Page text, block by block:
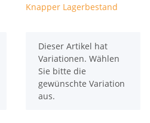
Knapper Lagerbestand
x
Dieser Artikel hat
Variationen. Wählen
Sie bitte die
gewünschte Variation
aus.